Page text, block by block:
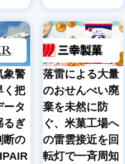
象警
く把
ータ
るぎ
断の
落雷による大量
のおせんべい廃
棄を未然に防
ぐ、米菓工場へ
の雷雲接近を回
転灯で一斉周知